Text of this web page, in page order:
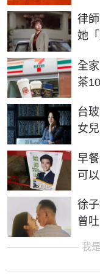
律
她
全
茶
台
女
早
可
徐
曾
我